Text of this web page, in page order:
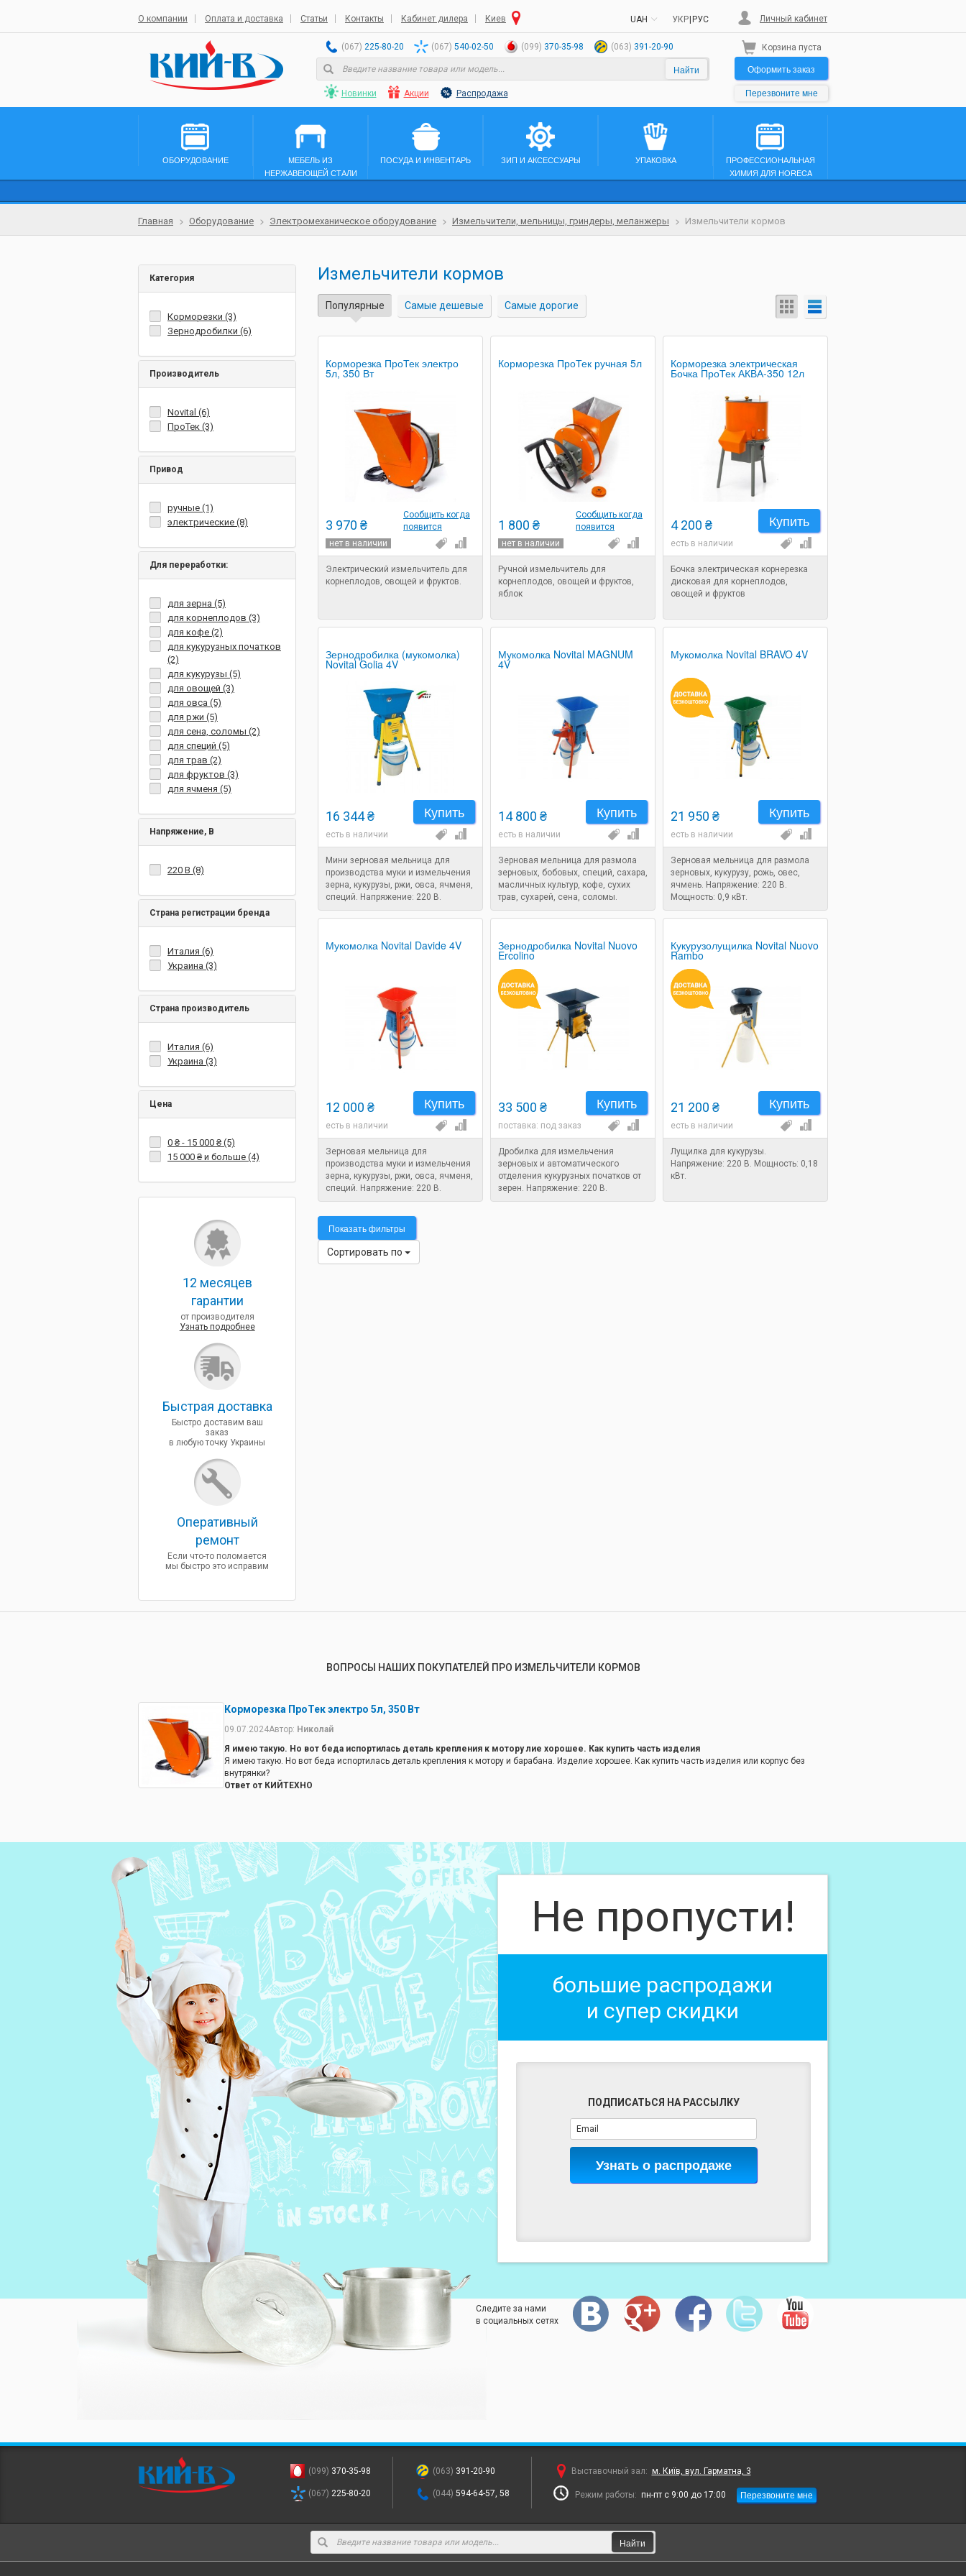
О компании Оплата и доставка Статьи Контакты Кабинет дилера Киев UAH РУС
УКР Личный кабинет
(067) 225-80-20 (067) 540-02-50 (099) 370-35-98 (063) 391-20-90
Найти
Новинки Акции Распродажа
Корзина пуста
Оформить заказ
Перезвоните мне
ОБОРУДОВАНИЕ
МЕБЕЛЬ ИЗ
НЕРЖАВЕЮЩЕЙ СТАЛИ
ПОСУДА И ИНВЕНТАРЬ ЗИП И АКСЕССУАРЫ УПАКОВКА
ПРОФЕССИОНАЛЬНАЯ
ХИМИЯ ДЛЯ HORECA
Главная Оборудование Электромеханическое оборудование Измельчители, мельницы, гриндеры, меланжеры Измельчители кормов
Измельчители кормов
Популярные Самые дешевые Самые дорогие
Корморезка ПроТек электро
5л, 350 Вт
Сообщить когда
появится
3 970 ₴
нет в наличии
Электрический измельчитель для
корнеплодов, овощей и фруктов.
Корморезка ПроТек ручная 5л
Сообщить когда
появится
1 800 ₴
нет в наличии
Ручной измельчитель для
корнеплодов, овощей и фруктов,
яблок
Корморезка электрическая
Бочка ПроТек АКВА-350 12л
Купить
4 200 ₴
есть в наличии
Бочка электрическая корнерезка
дисковая для корнеплодов,
овощей и фруктов
Зернодробилка (мукомолка)
Novital Golia 4V
Купить
16 344 ₴
есть в наличии
Мини зерновая мельница для
производства муки и измельчения
зерна, кукурузы, ржи, овса, ячменя,
специй. Напряжение: 220 В.
Мощность: 0,75 кВт.
Мукомолка Novital MAGNUM
4V
Купить
14 800 ₴
есть в наличии
Зерновая мельница для размола
зерновых, бобовых, специй, сахара,
масличных культур, кофе, сухих
трав, сухарей, сена, соломы.
Напряжение: 220 В. Мощность: 0,75
кВт.
Мукомолка Novital BRAVO 4V
Купить
21 950 ₴
есть в наличии
Зерновая мельница для размола
зерновых, кукурузу, рожь, овес,
ячмень. Напряжение: 220 В.
Мощность: 0,9 кВт.
Мукомолка Novital Davide 4V
Купить
12 000 ₴
есть в наличии
Зерновая мельница для
производства муки и измельчения
зерна, кукурузы, ржи, овса, ячменя,
специй. Напряжение: 220 В.
Мощность: 0,58 кВт.
Зернодробилка Novital Nuovo
Ercolino
Купить
33 500 ₴
поставка: под заказ
Дробилка для измельчения
зерновых и автоматического
отделения кукурузных початков от
зерен. Напряжение: 220 В.
Мощность: 1,5 кВт.
Кукурузолущилка Novital Nuovo
Rambo
Купить
21 200 ₴
есть в наличии
Лущилка для кукурузы.
Напряжение: 220 В. Мощность: 0,18
кВт.
Показать фильтры
Сортировать по
Категория
Корморезки (3)
Зернодробилки (6)
Производитель
Novital (6)
ПроТек (3)
Привод
ручные (1)
электрические (8)
Для переработки:
для зерна (5)
для корнеплодов (3)
для кофе (2)
для кукурузных початков
(2)
для кукурузы (5)
для овощей (3)
для овса (5)
для ржи (5)
для сена, соломы (2)
для специй (5)
для трав (2)
для фруктов (3)
для ячменя (5)
Напряжение, В
220 В (8)
Страна регистрации бренда
Италия (6)
Украина (3)
Страна производитель
Италия (6)
Украина (3)
Цена
0 ₴- 15 000 ₴(5)
15 000 ₴и больше (4)
12 месяцев
гарантии
от производителя
Узнать подробнее
Быcтрая доставка
Быстро доставим ваш
заказ
в любую точку Украины
Оперативный
ремонт
Если что-то поломается
мы быстро это исправим
ВОПРОСЫ НАШИХ ПОКУПАТЕЛЕЙ ПРО ИЗМЕЛЬЧИТЕЛИ КОРМОВ
Корморезка ПроТек электро 5л, 350 Вт
09.07.2024Автор: Николай
Я имею такую. Но вот беда испортилась деталь крепления к мотору лие хорошее. Как купить часть изделия
Я имею такую. Но вот беда испортилась деталь крепления к мотору и барабана. Изделие хорошее. Как купить часть изделия или корпус без
внутрянки?
Ответ от КИЙТЕХНО
Следите за нами
в социальных сетях
Не пропусти!
большие распродажи
и супер скидки
ПОДПИСАТЬСЯ НА РАССЫЛКУ
Узнать о распродаже
(063) 391-20-90
(044) 594-64-57, 58
(099) 370-35-98
(067) 225-80-20
Выставочный зал: м. Київ, вул. Гарматна, 3
Режим работы: пн-пт с 9:00 до 17:00 Перезвоните мне
Найти